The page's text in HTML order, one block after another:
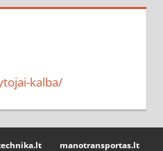
kalba/
manotransportas.lt